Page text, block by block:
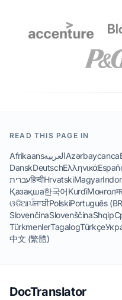
READ THIS PAGE IN
AfrikaansالعربيةAzərbaycanca
DanskDeutschΕλληνικά
עבריתहिन्दीHrvatskiMagyar
Қазақша한국어KurdîМонгол
ଓଡିଆਪੰਜਾਬੀPolskiPortuguês
SlovenčinaSlovenščinaShqip
TürkmenlerTagalogTürkçe
中文 (繁體)
DocTranslator